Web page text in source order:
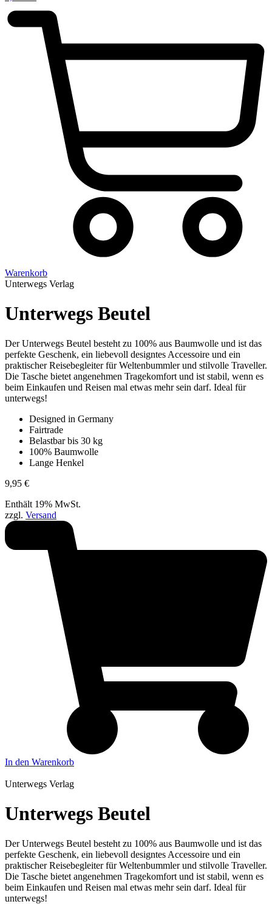
Warenkorb
Unterwegs Verlag
Unterwegs Beutel
Der Unterwegs Beutel besteht zu 100% aus Baumwolle und ist das
perfekte Geschenk, ein liebevoll designtes Accessoire und ein
praktischer Reisebegleiter für Weltenbummler und stilvolle Traveller.
Die Tasche bietet angenehmen Tragekomfort und ist stabil, wenn es
beim Einkaufen und Reisen mal etwas mehr sein darf. Ideal für
unterwegs!
Designed in Germany
Fairtrade
Belastbar bis 30 kg
100% Baumwolle
Lange Henkel
9,95 €
Enthält 19% MwSt.
zzgl. Versand
In den Warenkorb
Unterwegs Verlag
Unterwegs Beutel
Der Unterwegs Beutel besteht zu 100% aus Baumwolle und ist das
perfekte Geschenk, ein liebevoll designtes Accessoire und ein
praktischer Reisebegleiter für Weltenbummler und stilvolle Traveller.
Die Tasche bietet angenehmen Tragekomfort und ist stabil, wenn es
beim Einkaufen und Reisen mal etwas mehr sein darf. Ideal für
unterwegs!